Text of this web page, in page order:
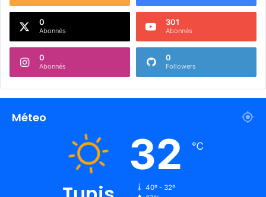
0
Abonnés
301
Abonnés
0
Abonnés
0
Followers
Méteo
32 ℃
40º - 32º